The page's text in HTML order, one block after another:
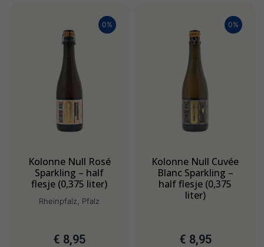
Kolonne Null Rosé
Sparkling – half
flesje (0,375 liter)
0%
Rheinpfalz, Pfalz
€ 8,95
Kolonne Null Cuvée
Blanc Sparkling –
half flesje (0,375
liter)
0%
€ 8,95